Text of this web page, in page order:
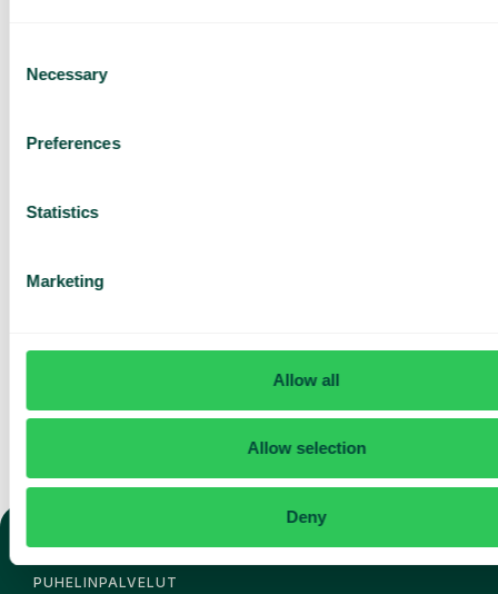
Selection
Necessary
Preferences
Statistics
Marketing
Allow all
Allow selection
Deny
PUHELINPALVELUT